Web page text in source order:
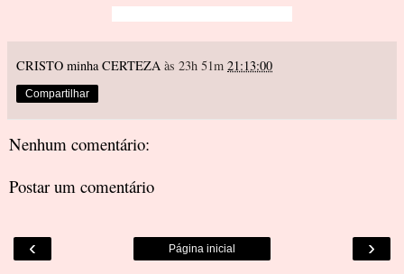
CRISTO minha CERTEZA às 23h 51m 21:13:00
Compartilhar
Nenhum comentário:
Postar um comentário
‹ ›
Página inicial